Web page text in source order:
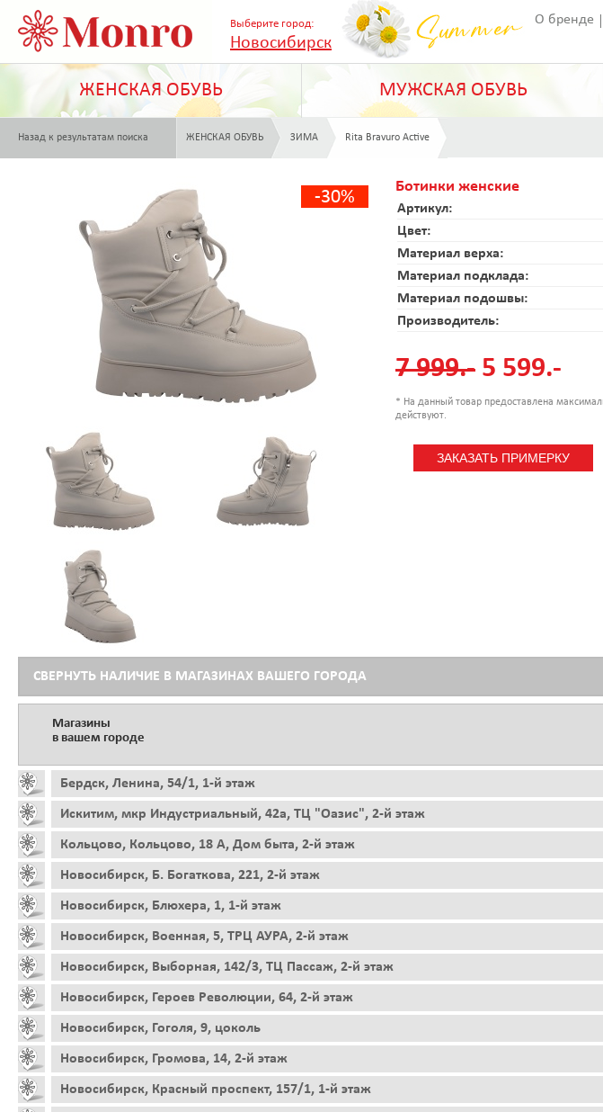
Выберите город:
Новосибирск
О бренде
ЖЕНСКАЯ ОБУВЬ МУЖСКАЯ ОБУВЬ
Назад к результатам поиска ЖЕНСКАЯ ОБУВЬ ЗИМА Rita Bravuro Active
-30%
Ботинки женские
Артикул:
Цвет:
Материал верха:
Материал подклада:
Материал подошвы:
Производитель:
7 999.- 5 599.-
* На данный товар предоставлена
действуют.
СВЕРНУТЬ НАЛИЧИЕ В МАГАЗИНАХ ВАШЕГО ГОРОДА
Магазины
в вашем городе
Бердск, Ленина, 54/1, 1-й этаж
Искитим, мкр Индустриальный, 42а, ТЦ "Оазис", 2-й этаж
Кольцово, Кольцово, 18 А, Дом быта, 2-й этаж
Новосибирск, Б. Богаткова, 221, 2-й этаж
Новосибирск, Блюхера, 1, 1-й этаж
Новосибирск, Военная, 5, ТРЦ АУРА, 2-й этаж
Новосибирск, Выборная, 142/3, ТЦ Пассаж, 2-й этаж
Новосибирск, Героев Революции, 64, 2-й этаж
Новосибирск, Гоголя, 9, цоколь
Новосибирск, Громова, 14, 2-й этаж
Новосибирск, Красный проспект, 157/1, 1-й этаж